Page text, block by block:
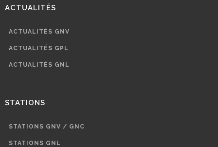
ACTUALITÉS
ACTUALITÉS GNV
ACTUALITÉS GPL
ACTUALITÉS GNL
STATIONS
STATIONS GNV / GNC
STATIONS GNL